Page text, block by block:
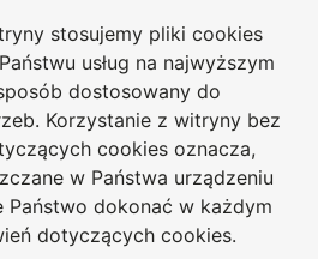
stosujemy pliki cookies
usług na najwyższym
dostosowany do
Korzystanie z witryny bez
cookies oznacza,
w Państwa urządzeniu
Państwo dokonać w każdym
dotyczących cookies.
menu
serwisu
Uniwersytecka
Jana Długosza
Deklaracja
dostępności
Mapa
serwisu